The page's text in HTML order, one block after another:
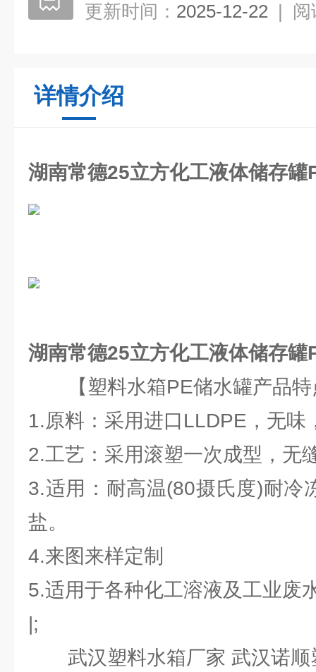
更新时间： 2025-12-22 | 阅
详情介绍
湖南常德25立方化工液体储存罐
湖南常德25立方化工液体储存罐
【塑料水箱PE储水罐产
1.原料：采用进口LLDPE，
2.工艺：采用滚塑一次成型
3.适用：耐高温(80摄氏度)耐
盐。
4.来图来样定制
5.适用于各种化工溶液及工业废
|;
武汉塑料水箱厂家 武汉诺顺